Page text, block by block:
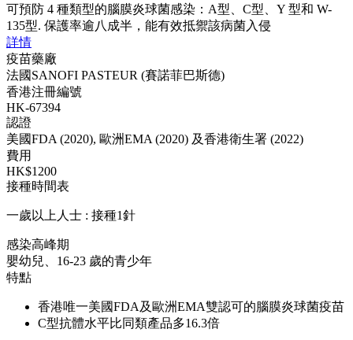
可預防 4 種類型的腦膜炎球菌感染：A型、C型、Y 型和 W-
135型. 保護率逾八成半，能有效抵禦該病菌入侵
詳情
疫苗藥廠
法國SANOFI PASTEUR (賽諾菲巴斯德)
香港注冊編號
HK-67394
認證
美國FDA (2020), 歐洲EMA (2020) 及香港衛生署 (2022)
費用
HK$1200
接種時間表
一歲以上人士 : 接種1針
感染高峰期
嬰幼兒、16-23 歲的青少年
特點
香港唯一美國FDA及歐洲EMA雙認可的腦膜炎球菌疫苗
C型抗體水平比同類產品多16.3倍